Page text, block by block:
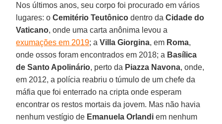
Nos últimos anos, seu corpo foi procurado em vários
lugares: oCemitério Teutônico dentro daCidade do
Vaticano, onde uma carta anônima levou a
exumações em 2019; aVilla Giorgina, em Roma,
onde ossos foram encontrados em 2018; a Basílica
de Santo Apolinário, perto da Piazza Navona, onde,
em 2012, a polícia reabriu o túmulo de um chefe da
máfia que foi enterrado na cripta onde esperam
encontrar os restos mortais da jovem. Mas não havia
nenhum vestígio de Emanuela Orlandi em nenhum